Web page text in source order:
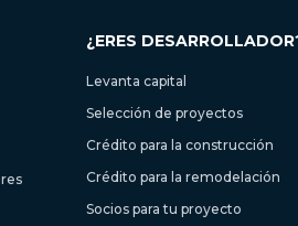
¿ERES
Levanta capital
Selección de proyectos
Crédito para la construcción
Crédito para la remodelación
Socios para tu proyecto